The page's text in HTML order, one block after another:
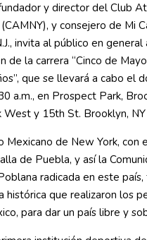
y director del Club
y consejero de Mi
invita al público en general
de la carrera “Cinco de
que se llevará a cabo el
a.m., en Prospect Park,
West y 15th St. Brooklyn,
Mexicano de New York, con
de Puebla, y así la
radicada en este
histórica que realizaron los
para dar un país libre y